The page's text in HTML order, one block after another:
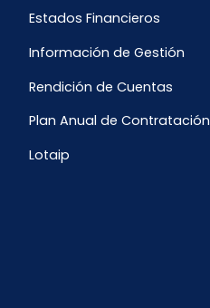
Estados Financieros
Información de Gestión
Rendición de Cuentas
Plan Anual de Contratación
Lotaip